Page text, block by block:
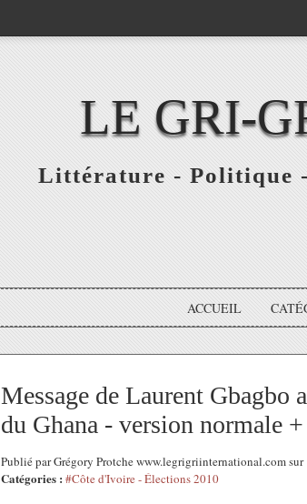
LE GRI-
Littérature - Politique
ACCUEIL
Message de Laurent Gbagbo
du Ghana - version normale
Publié par Grégory Protche www.legrigriinternational.com
Catégories : #Côte d'Ivoire - Élections 2010